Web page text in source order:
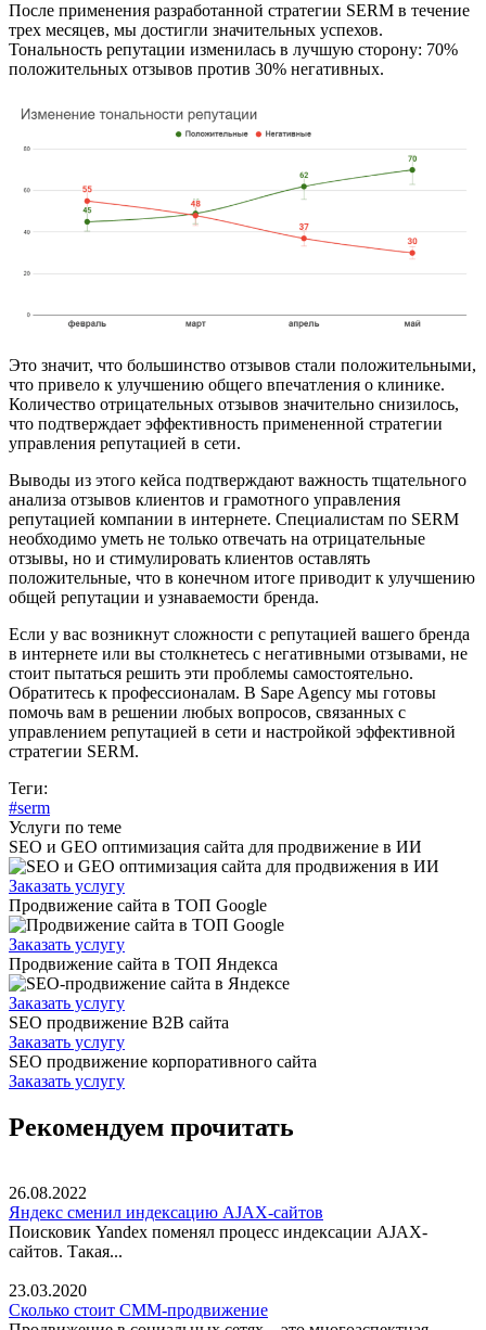
После применения разработанной стратегии SERM в течение
трех месяцев, мы достигли значительных успехов.
Тональность репутации изменилась в лучшую сторону: 70%
положительных отзывов против 30% негативных.
Это значит, что большинство отзывов стали положительными,
что привело к улучшению общего впечатления о клинике.
Количество отрицательных отзывов значительно снизилось,
что подтверждает эффективность примененной стратегии
управления репутацией в сети.
Выводы из этого кейса подтверждают важность тщательного
анализа отзывов клиентов и грамотного управления
репутацией компании в интернете. Специалистам по SERM
необходимо уметь не только отвечать на отрицательные
отзывы, но и стимулировать клиентов оставлять
положительные, что в конечном итоге приводит к улучшению
общей репутации и узнаваемости бренда.
Если у вас возникнут сложности с репутацией вашего бренда
в интернете или вы столкнетесь с негативными отзывами, не
стоит пытаться решить эти проблемы самостоятельно.
Обратитесь к профессионалам. В Sape Agency мы готовы
помочь вам в решении любых вопросов, связанных с
управлением репутацией в сети и настройкой эффективной
стратегии SERM.
Теги:
#serm
Услуги по теме
SEO и GEO оптимизация сайта для продвижение в ИИ
Заказать услугу
Продвижение сайта в ТОП Google
Заказать услугу
Продвижение сайта в ТОП Яндекса
Заказать услугу
SEO продвижение B2B сайта
Заказать услугу
SEO продвижение корпоративного сайта
Заказать услугу
Рекомендуем прочитать
26.08.2022
Яндекс сменил индексацию AJAX-сайтов
Поисковик Yandex поменял процесс индексации AJAX-
сайтов. Такая...
23.03.2020
Сколько стоит СММ-продвижение